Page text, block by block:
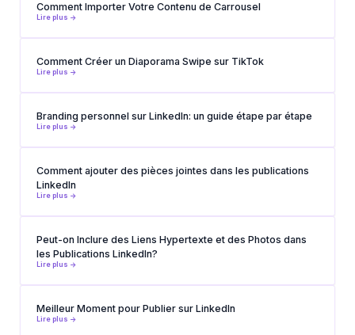
Comment Importer Votre Contenu de Carrousel
Lire plus ->
Comment Créer un Diaporama Swipe sur TikTok
Lire plus ->
Branding personnel sur LinkedIn: un guide étape par étape
Lire plus ->
Comment ajouter des pièces jointes dans les publications
LinkedIn
Lire plus ->
Peut-on Inclure des Liens Hypertexte et des Photos dans
les Publications LinkedIn?
Lire plus ->
Meilleur Moment pour Publier sur LinkedIn
Lire plus ->